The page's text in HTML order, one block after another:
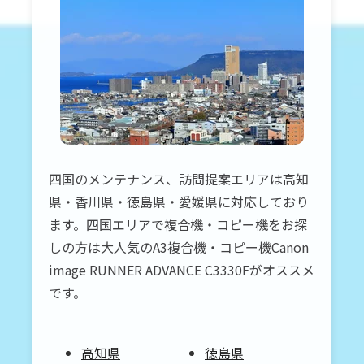
四国のメンテナンス、訪問提案エリアは高知
県・香川県・徳島県・愛媛県に対応しており
ます。四国エリアで複合機・コピー機をお探
しの方は大人気のA3複合機・コピー機Canon
image RUNNER ADVANCE C3330Fがオススメ
です。
高知県
徳島県